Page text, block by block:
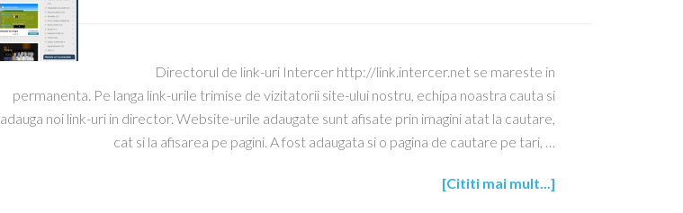
Directorul de link-uri Intercer http://link.intercer.net se mareste in
permanenta. Pe langa link-urile trimise de vizitatorii site-ului nostru, echipa noastra cauta si
adauga noi link-uri in director. Website-urile adaugate sunt afisate prin imagini atat la cautare,
cat si la afisarea pe pagini. A fost adaugata si o pagina de cautare pe tari, …
[Cititi mai mult...]